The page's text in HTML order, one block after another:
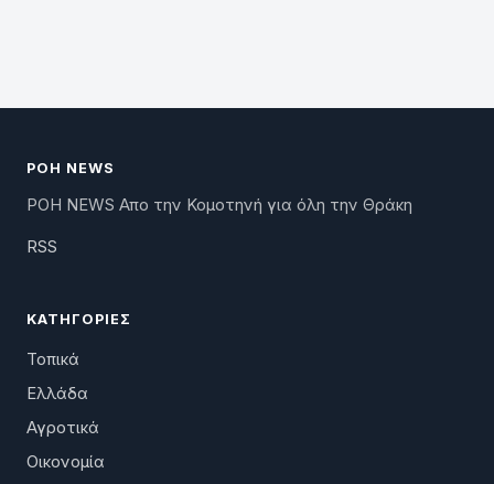
ΡΟΗ NEWS
ΡΟΗ NEWS Απο την Κομοτηνή για όλη την Θράκη
RSS
ΚΑΤΗΓΟΡΊΕΣ
Τοπικά
Ελλάδα
Αγροτικά
Οικονομία